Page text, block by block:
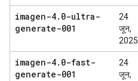
imagen-4. 0-ultra-
generate-001
24
जून,
2025
imagen-4. 0-fast-
generate-001
24
जून,